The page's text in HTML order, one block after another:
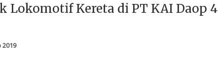
Lokomotif Kereta di PT KAI Daop 4
2019